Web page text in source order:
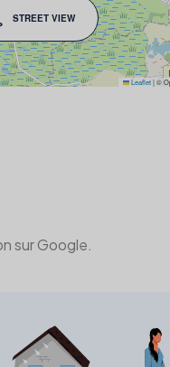
STREET VIEW
Leaflet |©
sur Google.